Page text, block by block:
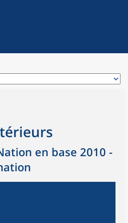
en base 2010 -